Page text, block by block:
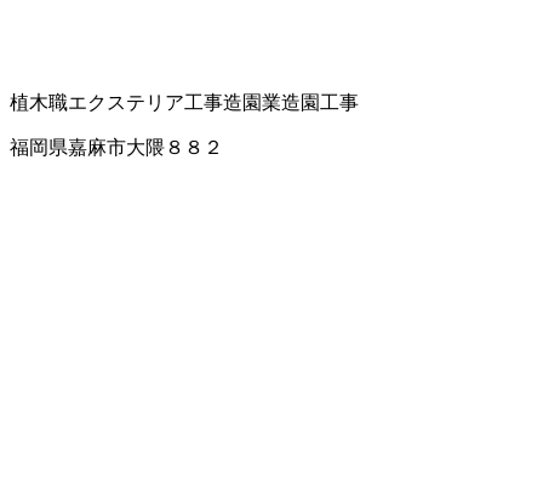
植木職エクステリア工事造園業造園工事
福岡県嘉麻市大隈８８２